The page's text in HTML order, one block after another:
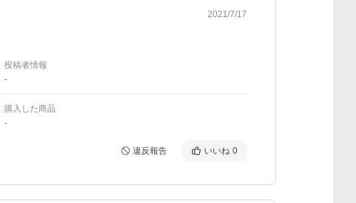
2021/7/17
投稿者情報
-
購入した商品
-
違反報告 いいね 0